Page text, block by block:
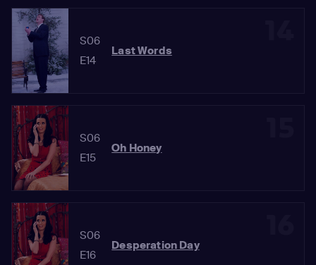
S06
E14
Last Words
S06
E15
Oh Honey
S06
E16
Desperation Day